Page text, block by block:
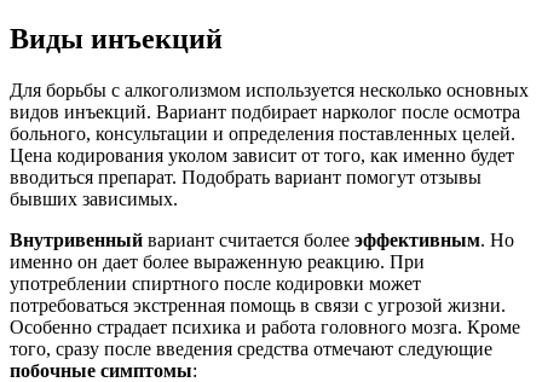
Виды инъекций
Для борьбы с алкоголизмом используется несколько основных
видов инъекций. Вариант подбирает нарколог после осмотра
больного, консультации и определения поставленных целей.
Цена кодирования уколом зависит от того, как именно будет
вводиться препарат. Подобрать вариант помогут отзывы
бывших зависимых.
Внутривенный вариант считается более эффективным. Но
именно он дает более выраженную реакцию. При
употреблении спиртного после кодировки может
потребоваться экстренная помощь в связи с угрозой жизни.
Особенно страдает психика и работа головного мозга. Кроме
того, сразу после введения средства отмечают следующие
побочные симптомы: